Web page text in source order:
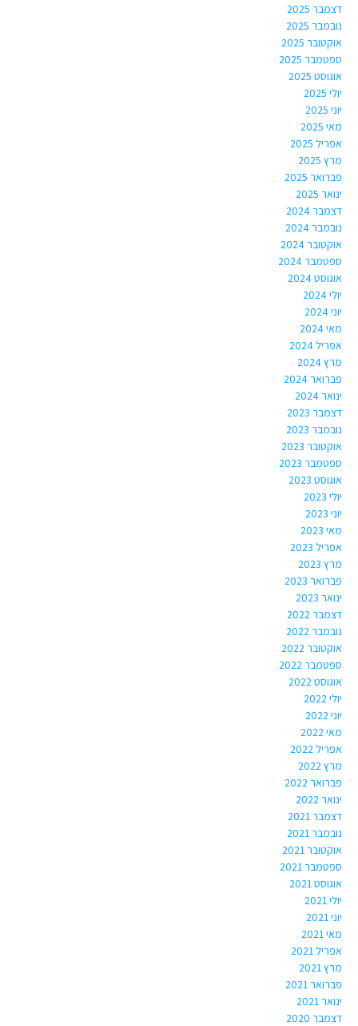
דצמבר 2025
נובמבר 2025
אוקטובר 2025
ספטמבר 2025
אוגוסט 2025
יולי 2025
יוני 2025
מאי 2025
אפריל 2025
מרץ 2025
פברואר 2025
ינואר 2025
דצמבר 2024
נובמבר 2024
אוקטובר 2024
ספטמבר 2024
אוגוסט 2024
יולי 2024
יוני 2024
מאי 2024
אפריל 2024
מרץ 2024
פברואר 2024
ינואר 2024
דצמבר 2023
נובמבר 2023
אוקטובר 2023
ספטמבר 2023
אוגוסט 2023
יולי 2023
יוני 2023
מאי 2023
אפריל 2023
מרץ 2023
פברואר 2023
ינואר 2023
דצמבר 2022
נובמבר 2022
אוקטובר 2022
ספטמבר 2022
אוגוסט 2022
יולי 2022
יוני 2022
מאי 2022
אפריל 2022
מרץ 2022
פברואר 2022
ינואר 2022
דצמבר 2021
נובמבר 2021
אוקטובר 2021
ספטמבר 2021
אוגוסט 2021
יולי 2021
יוני 2021
מאי 2021
אפריל 2021
מרץ 2021
פברואר 2021
ינואר 2021
דצמבר 2020